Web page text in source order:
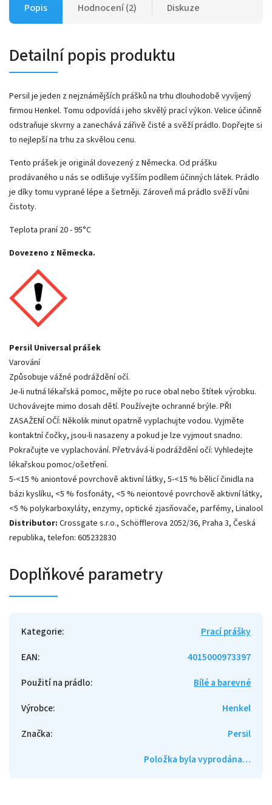
Popis Hodnocení (2) Diskuze
Detailní popis produktu
Persil je jeden z nejznámějších prášků na trhu dlouhodobě vyvíjený
firmou Henkel. Tomu odpovídá i jeho skvělý prací výkon. Velice účinně
odstraňuje skvrny a zanechává zářivě čisté a svěží prádlo. Dopřejte si
to nejlepší na trhu za skvělou cenu.
Tento prášek je originál dovezený z Německa. Od prášku
prodávaného u nás se odlišuje vyšším podílem účinných látek. Prádlo
je díky tomu vyprané lépe a šetrněji. Zároveň má prádlo svěží vůni
čistoty.
Teplota praní 20 - 95°C
Dovezeno z Německa.
Persil Universal prášek
Varování
Způsobuje vážné podráždění očí.
Je-li nutná lékařská pomoc, mějte po ruce obal nebo štítek výrobku.
Uchovávejte mimo dosah dětí. Používejte ochranné brýle. PŘI
ZASAŽENÍ OČÍ: Několik minut opatrně vyplachujte vodou. Vyjměte
kontaktní čočky, jsou-li nasazeny a pokud je lze vyjmout snadno.
Pokračujte ve vyplachování. Přetrvává-li podráždění očí: Vyhledejte
lékařskou pomoc/ošetření.
5-<15 % aniontové povrchově aktivní látky, 5-<15 % bělicí činidla na
bázi kyslíku, <5 % fosfonáty, <5 % neiontové povrchově aktivní látky,
<5 % polykarboxyláty, enzymy, optické zjasňovače, parfémy, Linalool
Distributor: Crossgate s.r.o., Schöfflerova 2052/36, Praha 3, Česká
republika, telefon: 605232830
Doplňkové parametry
Kategorie:
Prací prášky
EAN:
4015000973397
Použití na prádlo:
Bílé a barevné
Výrobce:
Henkel
Značka:
Persil
Položka byla vyprodána…